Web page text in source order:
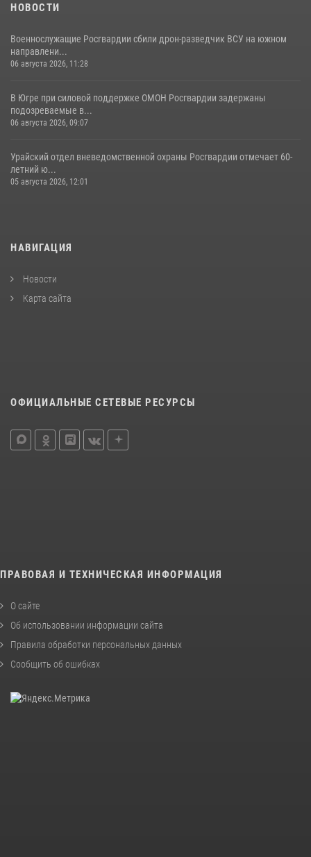
НОВОСТИ
Военнослужащие Росгвардии сбили дрон-разведчик ВСУ на южном
направлени...
06 августа 2026, 11:28
В Югре при силовой поддержке ОМОН Росгвардии задержаны
подозреваемые в...
06 августа 2026, 09:07
Урайский отдел вневедомственной охраны Росгвардии отмечает 60-
летний ю...
05 августа 2026, 12:01
НАВИГАЦИЯ
Новости
Карта сайта
ОФИЦИАЛЬНЫЕ СЕТЕВЫЕ РЕСУРСЫ
ПРАВОВАЯ И ТЕХНИЧЕСКАЯ ИНФОРМАЦИЯ
О сайте
Об использовании информации сайта
Правила обработки персональных данных
Сообщить об ошибках